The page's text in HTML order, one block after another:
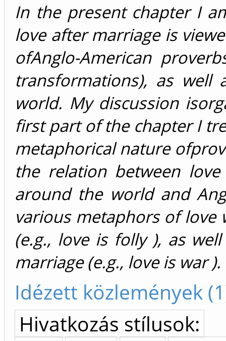
In the present chapter I
love after marriage is
ofAnglo-American
transformations), as
world. My discussion
first part of the chapter I
metaphorical nature
the relation between
around the world and
various metaphors of
(e.g., love is folly ), as
marriage (e.g., love is war ).
Idézett közlemények
Hivatkozás stílusok: